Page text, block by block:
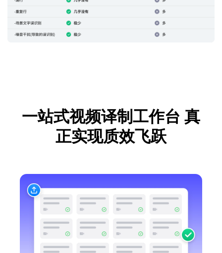
一站式视频译制工作台 真
正实现质效飞跃